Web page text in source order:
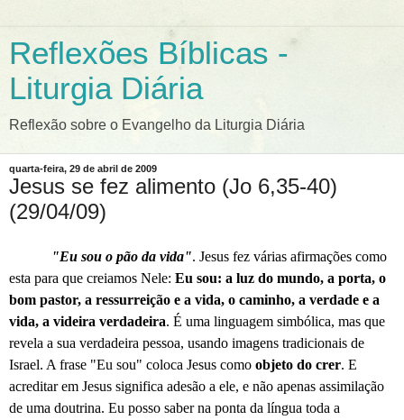
Reflexões Bíblicas -
Liturgia Diária
Reflexão sobre o Evangelho da Liturgia Diária
quarta-feira, 29 de abril de 2009
Jesus se fez alimento (Jo 6,35-40)
(29/04/09)
"Eu sou o pão da vida". Jesus fez várias afirmações como
esta para que creiamos Nele: Eu sou: a luz do mundo, a porta, o
bom pastor, a ressurreição e a vida, o caminho, a verdade e a
vida, a videira verdadeira. É uma linguagem simbólica, mas que
revela a sua verdadeira pessoa, usando imagens tradicionais de
Israel. A frase "Eu sou" coloca Jesus como objeto do crer. E
acreditar em Jesus significa adesão a ele, e não apenas assimilação
de uma doutrina. Eu posso saber na ponta da língua toda a